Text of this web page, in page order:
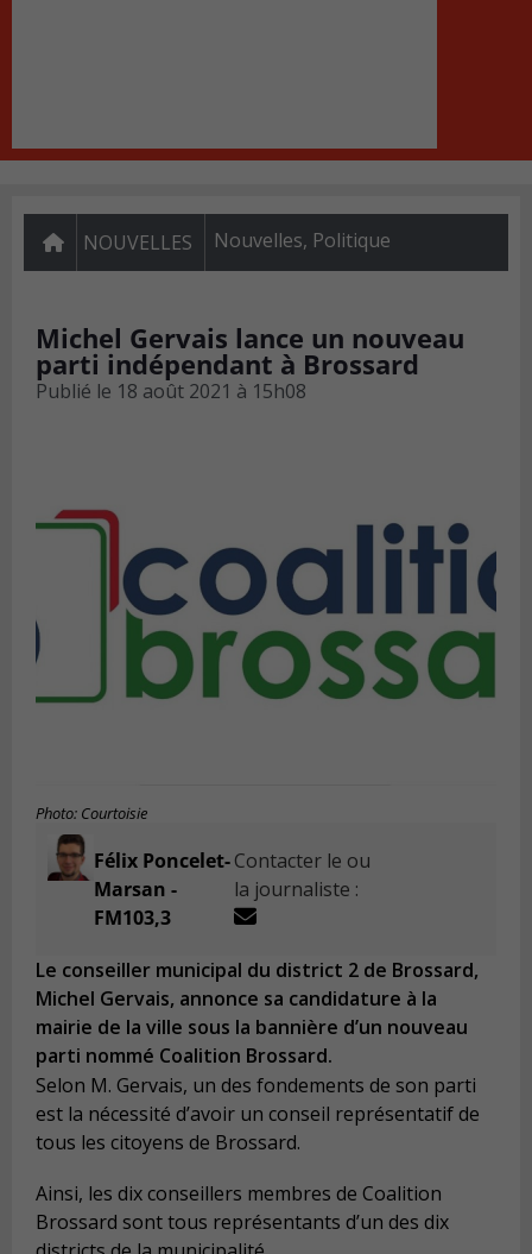
NOUVELLES Nouvelles, Politique
Michel Gervais lance un nouveau
parti indépendant à Brossard
Publié le 18 août 2021 à 15h08
Photo: Courtoisie
Félix Poncelet-
Marsan -
FM103,3
Contacter le ou
la journaliste :
Le conseiller municipal du district 2 de Brossard,
Michel Gervais, annonce sa candidature à la
mairie de la ville sous la bannière d’un nouveau
parti nommé Coalition Brossard.
Selon M. Gervais, un des fondements de son parti
est la nécessité d’avoir un conseil représentatif de
tous les citoyens de Brossard.
Ainsi, les dix conseillers membres de Coalition
Brossard sont tous représentants d’un des dix